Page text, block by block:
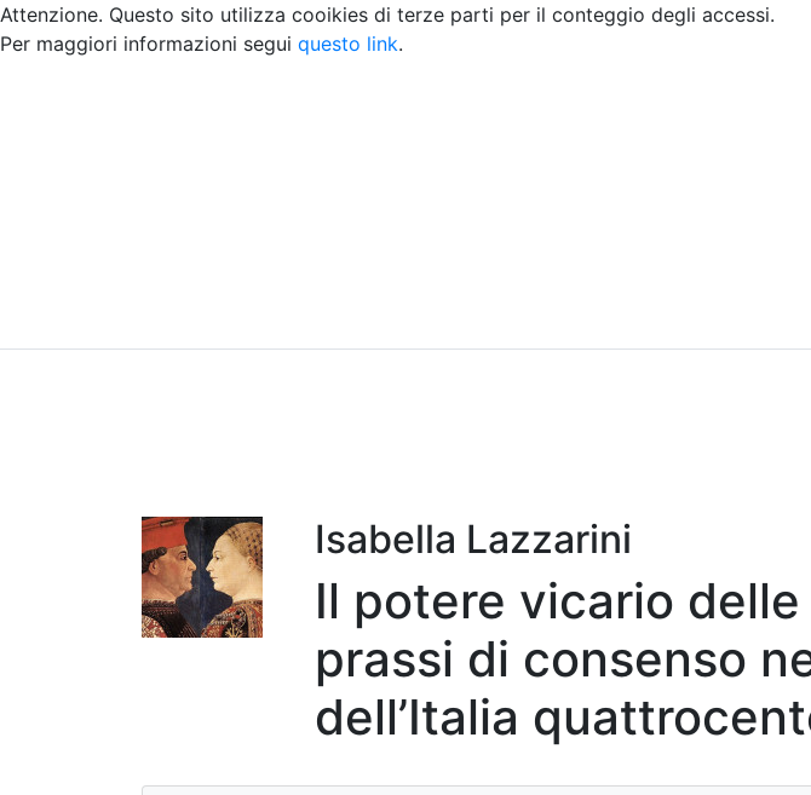
Attenzione. Questo sito utilizza cooikies di terze parti per il conteggio degli accessi.
Per maggiori informazioni segui questo link.
Isabella Lazzarini
Il potere vicario
prassi di consenso
dell’Italia